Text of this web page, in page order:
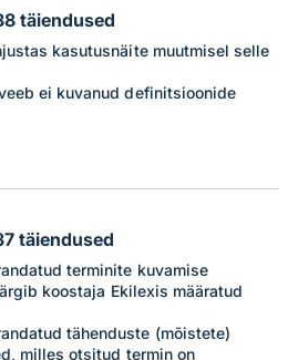
täiendused
kasutusnäite muutmisel selle
ei kuvanud definitsioonide
täiendused
terminite kuvamise
koostaja Ekilexis määratud
tähenduste (mõistete)
milles otsitud termin on